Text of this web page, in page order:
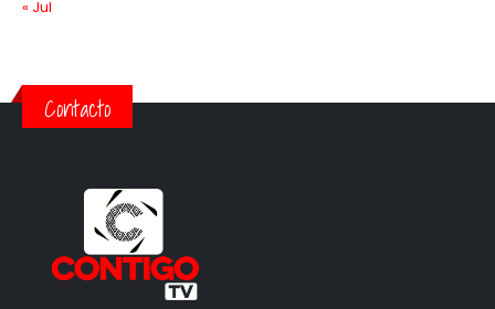
« Jul
Contacto